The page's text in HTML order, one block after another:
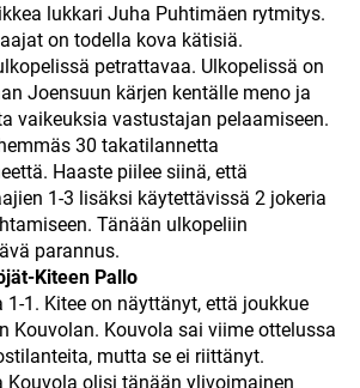
lukkari Juha Puhtimäen rytmitys.
on todella kova kätisiä.
petrattavaa. Ulkopelissä on
Joensuun kärjen kentälle meno ja
vaikeuksia vastustajan pelaamiseen.
30 takatilannetta
Haaste piilee siinä, että
1-3 lisäksi käytettävissä 2 jokeria
Tänään ulkopeliin
parannus.
Kiteen Pallo
1. Kitee on näyttänyt, että joukkue
Kouvolan. Kouvola sai viime ottelussa
mutta se ei riittänyt.
Kouvola olisi tänään ylivoimainen